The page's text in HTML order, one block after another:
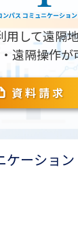
ンパス コミュニケーション
用して遠隔
遠隔操作が
資料請求
ケーション